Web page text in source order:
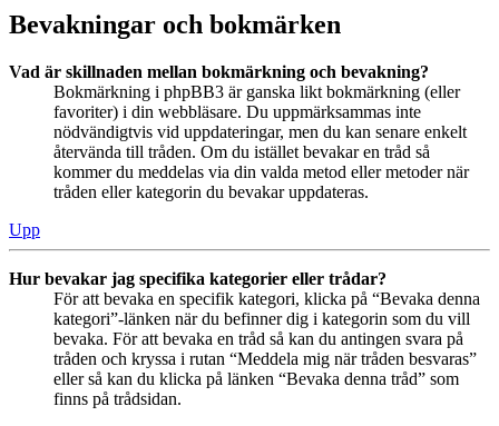
Bevakningar och bokmärken
Vad är skillnaden mellan bokmärkning och bevakning?
Bokmärkning i phpBB3 är ganska likt bokmärkning (eller
favoriter) i din webbläsare. Du uppmärksammas inte
nödvändigtvis vid uppdateringar, men du kan senare enkelt
återvända till tråden. Om du istället bevakar en tråd så
kommer du meddelas via din valda metod eller metoder när
tråden eller kategorin du bevakar uppdateras.
Upp
Hur bevakar jag specifika kategorier eller trådar?
För att bevaka en specifik kategori, klicka på “Bevaka denna
kategori”-länken när du befinner dig i kategorin som du vill
bevaka. För att bevaka en tråd så kan du antingen svara på
tråden och kryssa i rutan “Meddela mig när tråden besvaras”
eller så kan du klicka på länken “Bevaka denna tråd” som
finns på trådsidan.